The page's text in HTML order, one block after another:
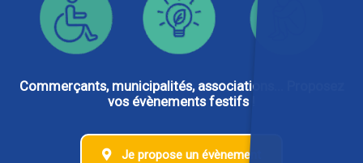
Commerçants, municipalités, associations... Proposez
vos évènements festifs !
Je propose un évènement